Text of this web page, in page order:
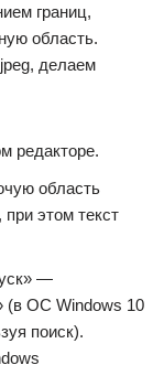
границ,
область.
делаем
редакторе.
область
этом текст
—
(в ОС Windows 10
поиск).